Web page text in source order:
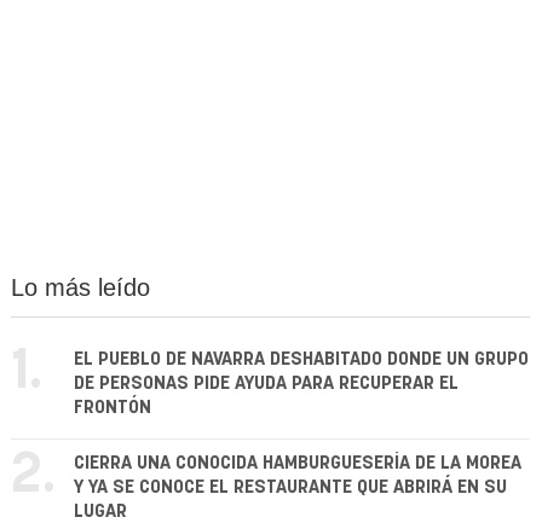
Lo más leído
1.
EL PUEBLO DE NAVARRA DESHABITADO DONDE UN GRUPO
DE PERSONAS PIDE AYUDA PARA RECUPERAR EL
FRONTÓN
2.
CIERRA UNA CONOCIDA HAMBURGUESERÍA DE LA MOREA
Y YA SE CONOCE EL RESTAURANTE QUE ABRIRÁ EN SU
LUGAR